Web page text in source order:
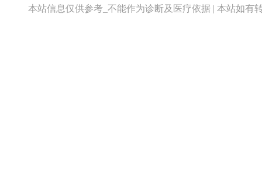
本站信息仅供参考_不能作为诊断及医疗依据 | 本站如